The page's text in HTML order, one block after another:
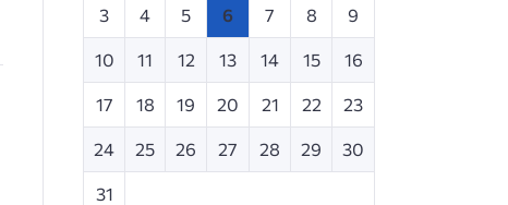
3 4 5 6 7 8 9
10 11 12 13 14 15 16
17 18 19 20 21 22 23
24 25 26 27 28 29 30
31